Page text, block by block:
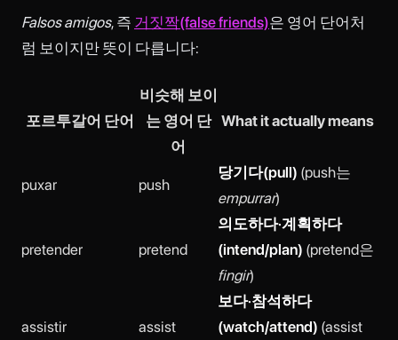
Falsos amigos, 즉 거짓짝(false friends)은 영어 단어처
럼 보이지만 뜻이 다릅니다:
포르투갈어 단어
비슷해 보이
는 영어 단
어
What it actually means
puxar push
당기다(pull) (push는
empurrar)
pretender pretend
의도하다·계획하다
(intend/plan) (pretend은
fingir)
assistir assist
보다·참석하다
(watch/attend) (assist